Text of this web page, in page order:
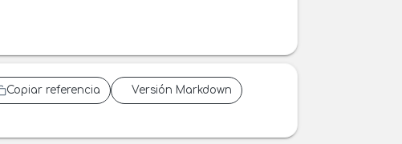
Copiar referencia Versión Markdown